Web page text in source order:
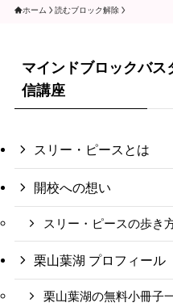
ホーム 読むブロック解除
マインドブロックバス
信講座
スリー・ピースとは
開校への想い
スリー・ピースの歩き
栗山葉湖 プロフィール
栗山葉湖の無料小冊子